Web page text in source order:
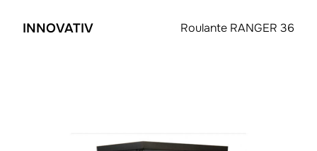
INNOVATIV Roulante RANGER 36